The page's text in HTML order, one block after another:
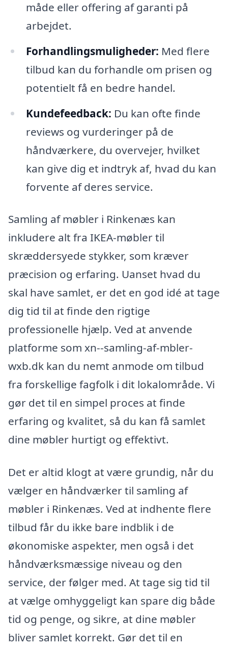
måde eller offering af garanti på
arbejdet.
Forhandlingsmuligheder: Med flere
tilbud kan du forhandle om prisen og
potentielt få en bedre handel.
Kundefeedback: Du kan ofte finde
reviews og vurderinger på de
håndværkere, du overvejer, hvilket
kan give dig et indtryk af, hvad du kan
forvente af deres service.
Samling af møbler i Rinkenæs kan
inkludere alt fra IKEA-møbler til
skræddersyede stykker, som kræver
præcision og erfaring. Uanset hvad du
skal have samlet, er det en god idé at tage
dig tid til at finde den rigtige
professionelle hjælp. Ved at anvende
platforme som xn--samling-af-mbler-
wxb.dk kan du nemt anmode om tilbud
fra forskellige fagfolk i dit lokalområde. Vi
gør det til en simpel proces at finde
erfaring og kvalitet, så du kan få samlet
dine møbler hurtigt og effektivt.
Det er altid klogt at være grundig, når du
vælger en håndværker til samling af
møbler i Rinkenæs. Ved at indhente flere
tilbud får du ikke bare indblik i de
økonomiske aspekter, men også i det
håndværksmæssige niveau og den
service, der følger med. At tage sig tid til
at vælge omhyggeligt kan spare dig både
tid og penge, og sikre, at dine møbler
bliver samlet korrekt. Gør det til en